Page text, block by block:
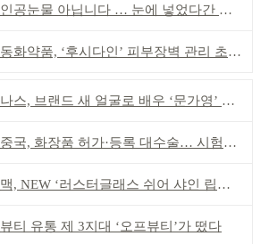
인공눈물 아닙니다 … 눈에 넣었다간 각막 손상
동화약품, ‘후시다인’ 피부장벽 관리 초점 ‘리브랜딩’
나스, 브랜드 새 얼굴로 배우 ‘문가영’ 발탁
중국, 화장품 허가·등록 대수술… 시험자료 공용 허용
맥, NEW ‘러스터글래스 쉬어 샤인 립스틱’ 출시
뷰티 유통 제 3지대 ‘오프뷰티’가 떴다